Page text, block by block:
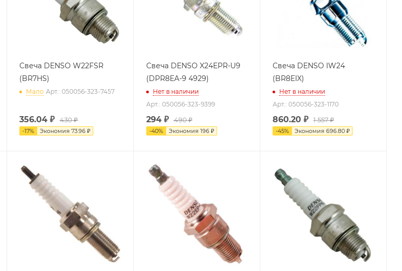
Свеча DENSO W22FSR
(BR7HS)
Мало Арт.: 050056-323-7457
356.04 ₽ 430 ₽
-17% Экономия73.96 ₽
Свеча DENSO X24EPR-U9
(DPR8EA-9 4929)
Нет в наличии
Арт.: 050056-323-9399
294₽ 490 ₽
-40% Экономия 196 ₽
Свеча DENSO IW24
(BR8EIX)
Нет в наличии
Арт.: 050056-323-1170
860.20₽ 1 557 ₽
-45% Экономия 696.80 ₽